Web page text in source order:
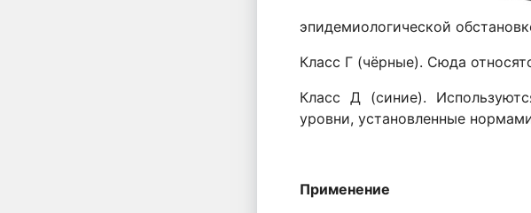
эпидемиологической
Класс Г (чёрные). Сюда
Класс Д (синие).
уровни, установленные
Применение